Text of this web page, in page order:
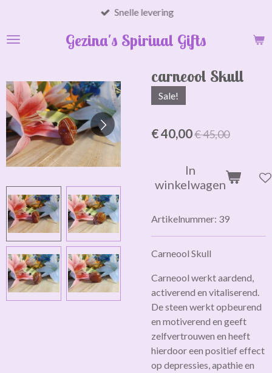
naar
Gezina's Spiriual Gifts
Snelle levering
carneool Skull
Sale!
€ 40,00€ 45,00
In
winkelwagen
Artikelnummer: 39
Carneool Skull
Carneool werkt aardend,
activerend en vitaliserend.
De steen werkt opbeurend
en motiverend en geeft
zelfvertrouwen en heeft
hierdoor een positief effect
op depressies, apathie en